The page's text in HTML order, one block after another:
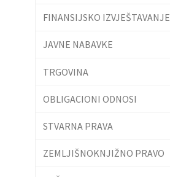
FINANSIJSKO IZVJEŠTAVANJE
JAVNE NABAVKE
TRGOVINA
OBLIGACIONI ODNOSI
STVARNA PRAVA
ZEMLJIŠNOKNJIŽNO PRAVO